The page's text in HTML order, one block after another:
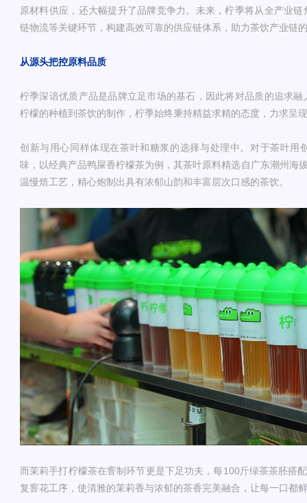
原材料供应，还大幅提升了品牌竞争力。未来，柠季将从全产业
链物流等关键环节，构建高效可靠的供应链体系，助力茶饮产业链
从源头把控原料品质
柠季深谙优质产品是品牌立足市场的基石，因此将对品质的追求
柠檬的种植到茶饮的制作，柠季始终秉持精益求精的态度，力求呈
创新与用心同样体现在茶叶和糖浆的选择与处理中。对于茶叶用
味，以经典产品鸭屎香柠檬茶为例，其茶叶原料精选自广东潮州海
温慢焙工艺，精心炮制出具有浓郁山韵和丰富层次口感的茶饮。
而茉莉手打柠檬茶在窨制环节更是下足功夫，每100斤绿茶茶胚搭
复窨花工序，使清雅的茉莉香与浓郁的茶香完美融合，让每一口都